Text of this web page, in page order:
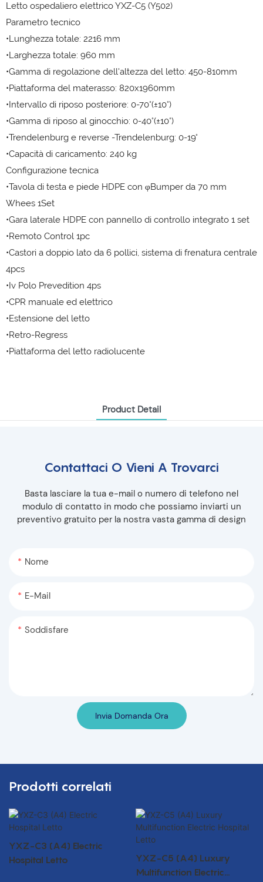
Letto ospedaliero elettrico YXZ-C5 (Y502)
Parametro tecnico
•Lunghezza totale: 2216 mm
•Larghezza totale: 960 mm
•Gamma di regolazione dell'altezza del letto: 450-810mm
•Piattaforma del materasso: 820x1960mm
•Intervallo di riposo posteriore: 0-70°(±10°)
•Gamma di riposo al ginocchio: 0-40°(±10°)
•Trendelenburg e reverse -Trendelenburg: 0-19°
•Capacità di caricamento: 240 kg
Configurazione tecnica
•Tavola di testa e piede HDPE con φBumper da 70 mm
Whees 1Set
•Gara laterale HDPE con pannello di controllo integrato 1 set
•Remoto Control 1pc
•Castori a doppio lato da 6 pollici, sistema di frenatura centrale
4pcs
•Iv Polo Prevedition 4ps
•CPR manuale ed elettrico
•Estensione del letto
•Retro-Regress
•Piattaforma del letto radiolucente
Product Detail
Contattaci O Vieni A Trovarci
Basta lasciare la tua e-mail o numero di telefono nel
modulo di contatto in modo che possiamo inviarti un
preventivo gratuito per la nostra vasta gamma di design
Nome
E-Mail
Soddisfare
Invia Domanda Ora
Prodotti correlati
YXZ-C3 (A4) Electric
Hospital Letto
YXZ-C5 (A4) Luxury
Multifunction Electric